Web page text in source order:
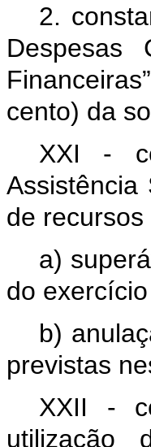
2.
Despesas
cento) da
XXI -
Assistência
de
a)
do
b)
previstas
XXII -
utilização